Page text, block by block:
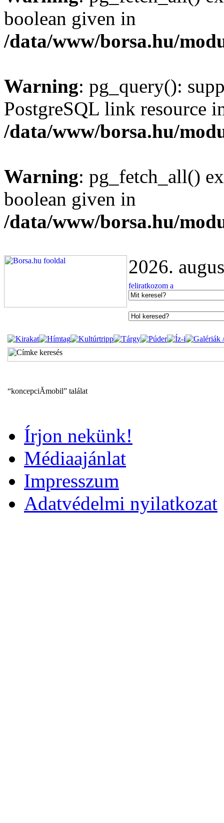
boolean given in
/data/www/borsa.hu/
Warning: pg_query():
PostgreSQL link resource
/data/www/borsa.hu/
Warning: pg_fetch_all()
boolean given in
/data/www/borsa.hu/
2026.
“koncepciĂmobil” találat
Írjon nekünk!
Médiaajánlat
Impresszum
Adatvédelmi nyilatkozat